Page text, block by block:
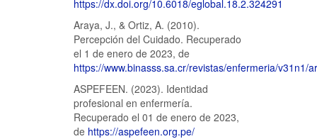
https://dx.doi.org/10.6018/eglobal.18.2.324291
Araya, J., & Ortiz, A. (2010).
Percepción del Cuidado. Recuperado
el 1 de enero de 2023, de
https://www.binasss.sa.cr/revistas/enfermeria/v31n1/
ASPEFEEN. (2023). Identidad
profesional en enfermería.
Recuperado el 01 de enero de 2023,
de https://aspefeen.org.pe/